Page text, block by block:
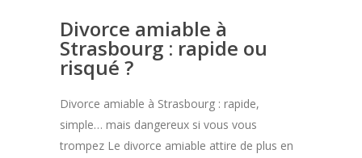
Divorce amiable à
Strasbourg : rapide ou
risqué ?
Divorce amiable à Strasbourg : rapide,
simple… mais dangereux si vous vous
trompez Le divorce amiable attire de plus en